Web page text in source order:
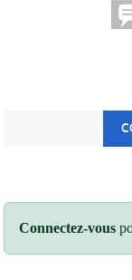
Connectez-vous